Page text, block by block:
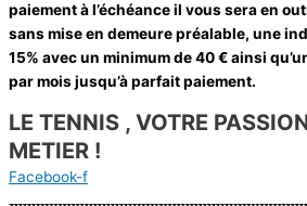
paiement à l’échéance il vous sera en
sans mise en demeure préalable, une
15% avec un minimum de 40 € ainsi
par mois jusqu’à parfait paiement.
LE TENNIS , VOTRE
METIER !
Facebook-f